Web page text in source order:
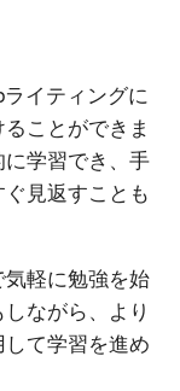
イティングに
ことができま
学習でき、手
見返すことも
軽に勉強を始
ながら、より
て学習を進め